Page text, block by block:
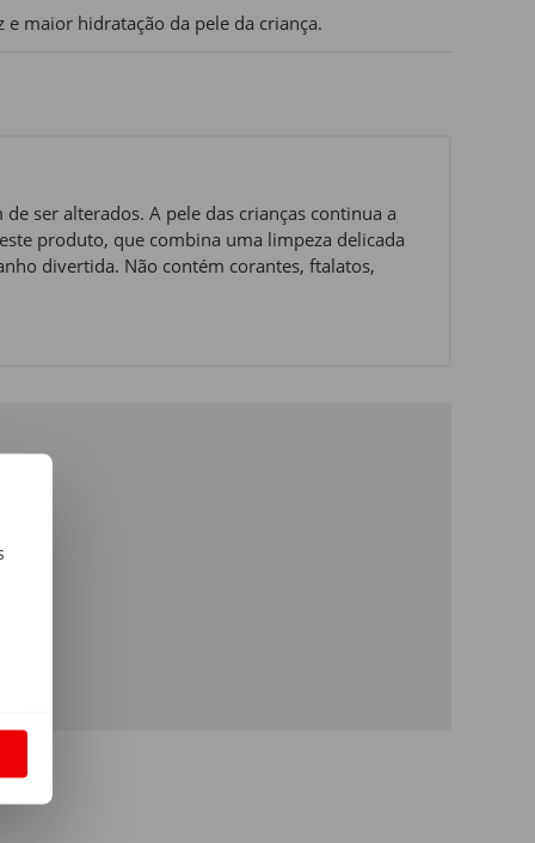
e maior hidratação da pele da criança.
ser alterados. A pele das crianças continua a
produto, que combina uma limpeza delicada
divertida. Não contém corantes, ftalatos,